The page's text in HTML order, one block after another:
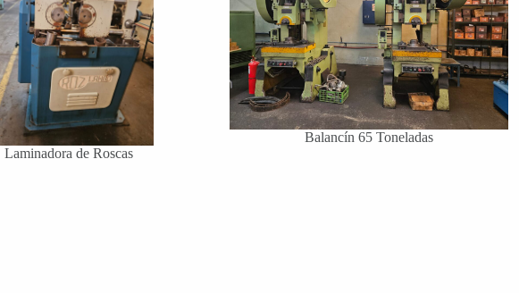
Laminadora de Roscas
Balancín 65 Toneladas